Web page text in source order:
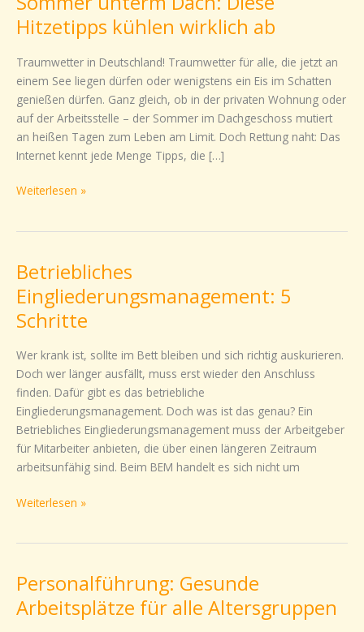
Hitzetipps kühlen wirklich ab
Traumwetter in Deutschland! Traumwetter für alle, die jetzt an
einem See liegen dürfen oder wenigstens ein Eis im Schatten
genießen dürfen. Ganz gleich, ob in der privaten Wohnung oder
auf der Arbeitsstelle – der Sommer im Dachgeschoss mutiert
an heißen Tagen zum Leben am Limit. Doch Rettung naht: Das
Internet kennt jede Menge Tipps, die […]
unterm
Dach:
Diese
Hitzetipps
kühlen
wirklich
Weiterlesen »
Betriebliches
Eingliederungsmanagement: 5
Schritte
Wer krank ist, sollte im Bett bleiben und sich richtig auskurieren.
Doch wer länger ausfällt, muss erst wieder den Anschluss
finden. Dafür gibt es das betriebliche
Eingliederungsmanagement. Doch was ist das genau? Ein
Betriebliches Eingliederungsmanagement muss der Arbeitgeber
für Mitarbeiter anbieten, die über einen längeren Zeitraum
arbeitsunfähig sind. Beim BEM handelt es sich nicht um
Betriebliches
Eingliederungsmanagement:
5
Schritte
Weiterlesen »
Personalführung: Gesunde
Arbeitsplätze für alle Altersgruppen
Personalführung:
Gesunde
Arbeitsplätze